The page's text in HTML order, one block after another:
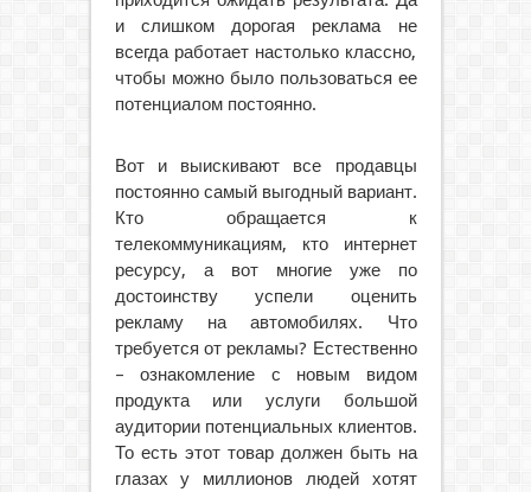
и слишком дорогая реклама не
всегда работает настолько классно,
чтобы можно было пользоваться ее
потенциалом постоянно.
Вот и выискивают все продавцы
постоянно самый выгодный вариант.
Кто обращается к
телекоммуникациям, кто интернет
ресурсу, а вот многие уже по
достоинству успели оценить
рекламу на автомобилях. Что
требуется от рекламы? Естественно
– ознакомление с новым видом
продукта или услуги большой
аудитории потенциальных клиентов.
То есть этот товар должен быть на
глазах у миллионов людей хотят